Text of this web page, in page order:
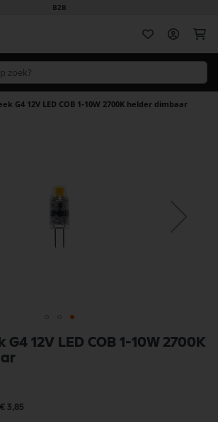
B2B
G4 12V LED COB 1-10W 2700K helder dimbaar
G4 12V LED COB 1-10W 2700K
€ 3,85